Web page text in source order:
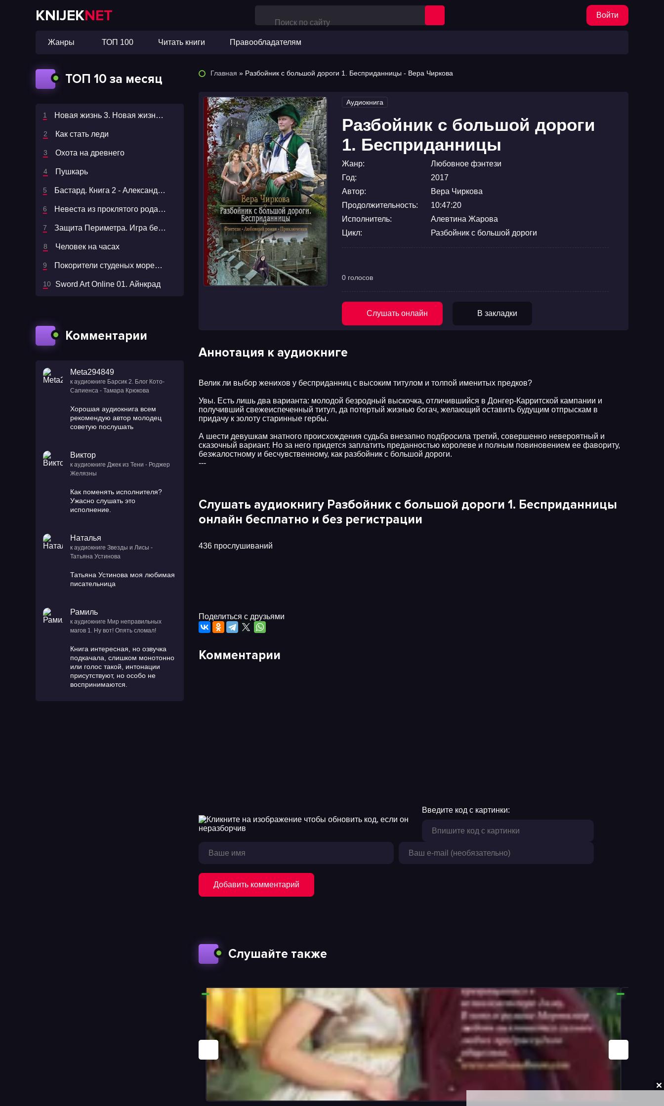
KNIJEKNET Войти
Жанры ТОП 100 Читать книги Правообладателям
ТОП 10 за месяц
Новая жизнь 3. Новая жизнь. Боги - Дмитрий Серебряков
Как стать леди
Охота на древнего
Пушкарь
Бастард. Книга 2 - Александр Шавкунов
Невеста из проклятого рода. Книга 1 - Кристи Кострова
Защита Периметра. Игра без правил
Человек на часах
Покорители студеных морей 01. Покорители студеных морей
Sword Art Online 01. Айнкрад
Комментарии
Meta294849
к аудиокниге Барсик 2. Блог Кото-
Сапиенса - Тамара Крюкова
Хорошая аудиокнига всем
рекомендую автор молодец
советую послушать
Виктор
к аудиокниге Джек из Тени - Роджер
Желязны
Как поменять исполнителя?
Ужасно слушать это
исполнение.
Наталья
к аудиокниге Звезды и Лисы -
Татьяна Устинова
Татьяна Устинова моя любимая
писательница
Рамиль
к аудиокниге Мир неправильных
магов 1. Ну вот! Опять сломал!
Книга интересная, но озвучка
подкачала, слишком монотонно
или голос такой, интонации
присутствуют, но особо не
воспринимаются.
Главная » Разбойник с большой дороги 1. Бесприданницы - Вера Чиркова
Аудиокнига
Разбойник с большой дороги
1. Бесприданницы
Жанр:
Любовное фэнтези
Год:
2017
Автор:
Вера Чиркова
Продолжительность:
10:47:20
Исполнитель:
Алевтина Жарова
Цикл:
Разбойник с большой дороги
0 голосов
Слушать онлайн В закладки
Аннотация к аудиокниге
Велик ли выбор женихов у бесприданниц с высоким титулом и толпой именитых предков?
Увы. Есть лишь два варианта: молодой безродный выскочка, отличившийся в Донгер-Карритской кампании и
получивший свежеиспеченный титул, да потертый жизнью богач, желающий оставить будущим отпрыскам в
придачу к золоту старинные гербы.
А шести девушкам знатного происхождения судьба внезапно подбросила третий, совершенно невероятный и
сказочный вариант. Но за него придется заплатить преданностью королеве и полным повиновением ее фавориту,
безжалостному и бесчувственному, как разбойник с большой дороги.
---
Слушать аудиокнигу Разбойник с большой дороги 1. Бесприданницы
онлайн бесплатно и без регистрации
436 прослушиваний
Поделиться с друзьями
Комментарии
Введите код с картинки:
Добавить комментарий
Слушайте также